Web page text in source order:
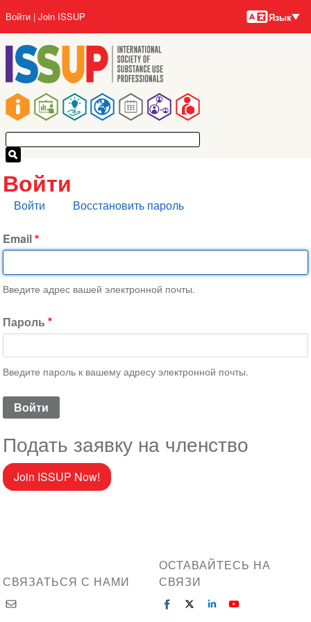
основному
содержанию
Main
navigation
User
account
menu
Войти Join ISSUP Языки
Язык
Войти
Главные
Войти Восстановить пароль
Email
Введите адрес вашей электронной почты.
Пароль
Введите пароль к вашему адресу электронной почты.
Подать заявку на членство
Join ISSUP Now!
СВЯЗАТЬСЯ С НАМИ
ОСТАВАЙТЕСЬ НА
СВЯЗИ